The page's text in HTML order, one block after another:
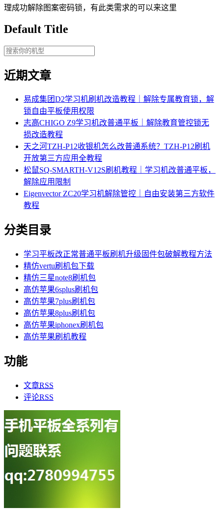
理成功解除图案密码锁，有此类需求的可以来这里
Default Title
近期文章
易成集团D2学习机刷机改造教程｜解除专属教育锁，解
锁自由平板使用权限
志高CHIGO Z9学习机改普通平板｜解除教育管控锁无
损改造教程
天之河TZH-P12收银机怎么改普通系统？TZH-P12刷机
开放第三方应用全教程
松鼠SQ-SMARTH-V12S刷机教程｜学习机改普通平板，
解除应用限制
Eigenvector ZC20学习机解除管控｜自由安装第三方软件
教程
分类目录
学习平板改正常普通平板刷机升级固件包破解教程方法
精仿vertu刷机包下载
精仿三星note8刷机包
高仿苹果6splus刷机包
高仿苹果7plus刷机包
高仿苹果8plus刷机包
高仿苹果iphonex刷机包
高仿苹果刷机教程
功能
文章RSS
评论RSS